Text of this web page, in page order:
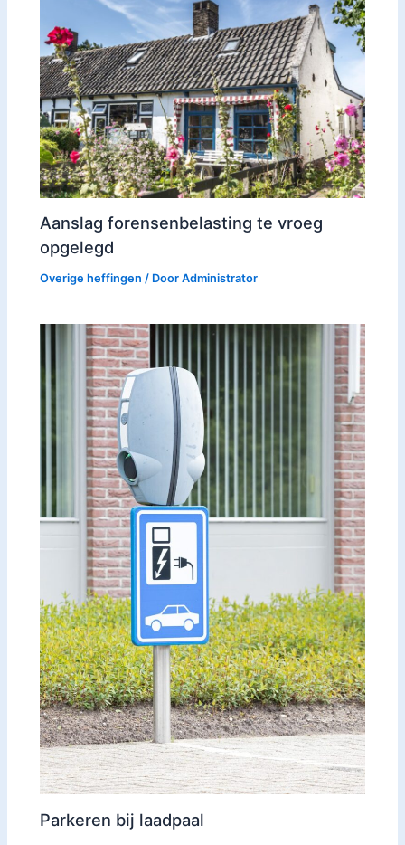
Aanslag forensenbelasting te vroeg
opgelegd
Overige heffingen / DoorAdministrator
Parkeren bij laadpaal